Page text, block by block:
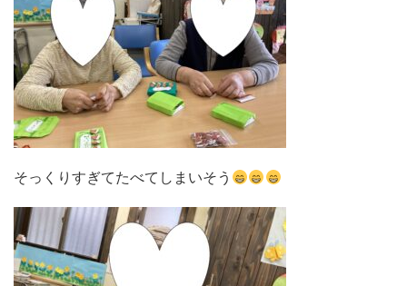
そっくりすぎてたべてしまいそう